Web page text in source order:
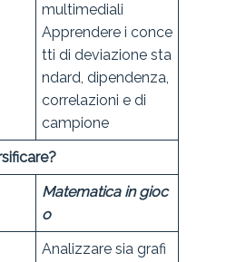
multimediali
Apprendere i conce
tti di deviazione sta
ndard, dipendenza,
correlazioni e di
campione
Matematica in gioc
o
Analizzare sia grafi